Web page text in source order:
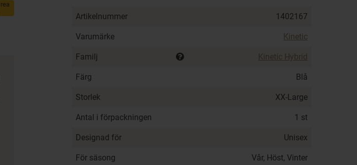
Artikelnummer 1402167
Varumärke Kinetic
Familj Kinetic Hybrid
Färg Blå
Storlek XX-Large
Antal i förpackningen 1 st
Designad för Unisex
För säsong Vår, Höst, Vinter